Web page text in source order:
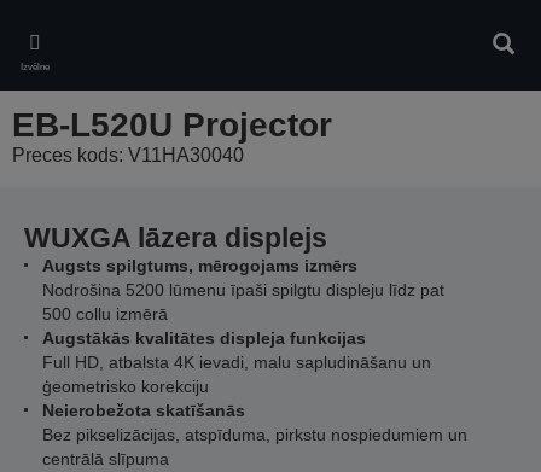
main
content
Izvēlne
EB-L520U Projector
Preces kods: V11HA30040
WUXGA lāzera displejs
Augsts spilgtums, mērogojams izmērs
Nodrošina 5200 lūmenu īpaši spilgtu displeju līdz pat
500 collu izmērā
Augstākās kvalitātes displeja funkcijas
Full HD, atbalsta 4K ievadi, malu sapludināšanu un
ģeometrisko korekciju
Neierobežota skatīšanās
Bez pikselizācijas, atspīduma, pirkstu nospiedumiem un
centrālā slīpuma